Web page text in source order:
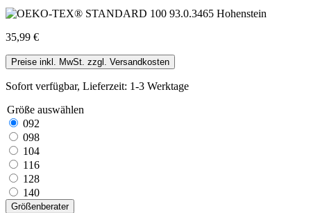
35,99 €
Preise inkl. MwSt. zzgl. Versandkosten
Sofort verfügbar, Lieferzeit: 1-3 Werktage
Größe auswählen
092
098
104
116
128
140
Größenberater